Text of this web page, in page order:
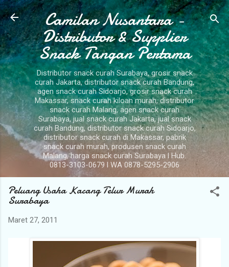
Langsung ke konten utama
Camilan Nusantara -
Distributor & Supplier
Snack Tangan Pertama
Distributor snack curah Surabaya, grosir snack
curah Jakarta, distributor snack curah Bandung,
agen snack curah Sidoarjo, grosir snack curah
Makassar, snack curah kiloan murah, distributor
snack curah Malang, agen snack curah
Surabaya, jual snack curah Jakarta, jual snack
curah Bandung, distributor snack curah Sidoarjo,
distributor snack curah di Makassar, pabrik
snack curah murah, produsen snack curah
Malang, harga snack curah Surabaya l Hub.
0813-3103-0679 l WA 0878-5295-2906
Peluang Usaha Kacang Telur Murah
Surabaya
Maret 27, 2011